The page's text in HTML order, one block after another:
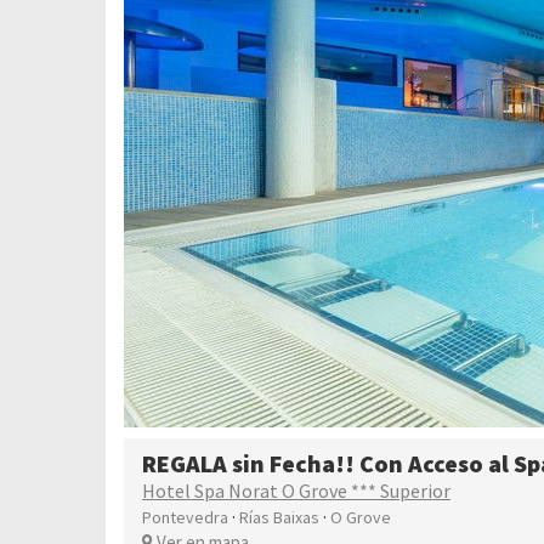
REGALA sin Fecha!! Con Acceso al
Hotel Spa Norat O Grove *** Superior
Pontevedra · Rías Baixas · O Grove